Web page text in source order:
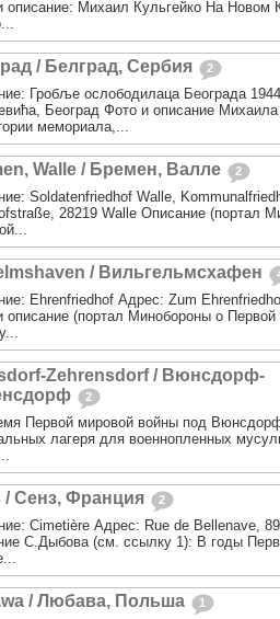
описание: Михаил Кульгейко На Новом
/ Белград, Сербия 2
Гробље ослободилаца Београда
Београд Фото и описание
мемориала,...
Walle / Бремен, Валле 2
Soldatenfriedhof Walle,
28219 Walle Описание (портал
/ Вильгельмсхафен
Ehrenfriedhof Адрес: Zum
описание (портал Минобороны о
Zehrensdorf / Вюнсдорф-
2
Первой мировой войны под
лагеря для военнопленных
/ Сенз, Франция 2
Cimetière Адрес: Rue de Bellenave,
С.Дыбова (см. ссылку 1): В годы
/ Любава, Польша 1